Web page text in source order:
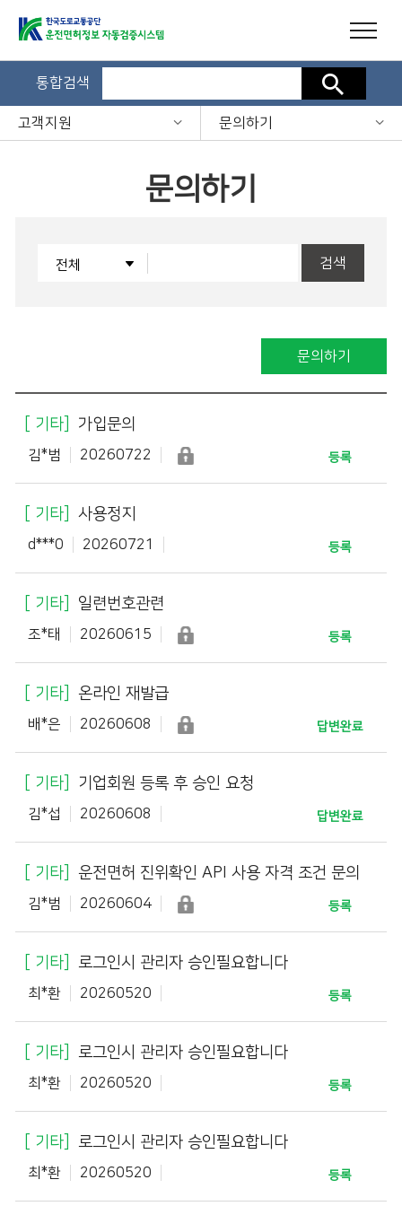
통합검색 검색
고객지원 문의하기
문의하기
검색
문의하기
기타 가입문의
김*범 등록
20260722
기타 사용정지
d***0 등록
20260721
기타 일련번호관련
조*태 등록
20260615
기타 온라인 재발급
배*은 답변완료
20260608
기타 기업회원 등록 후 승인 요청
김*섭 답변완료
20260608
기타 운전면허 진위확인 API 사용 자격 조건 문의
김*범 등록
20260604
기타 로그인시 관리자 승인필요합니다
최*환 등록
20260520
기타 로그인시 관리자 승인필요합니다
최*환 등록
20260520
기타 로그인시 관리자 승인필요합니다
최*환 등록
20260520